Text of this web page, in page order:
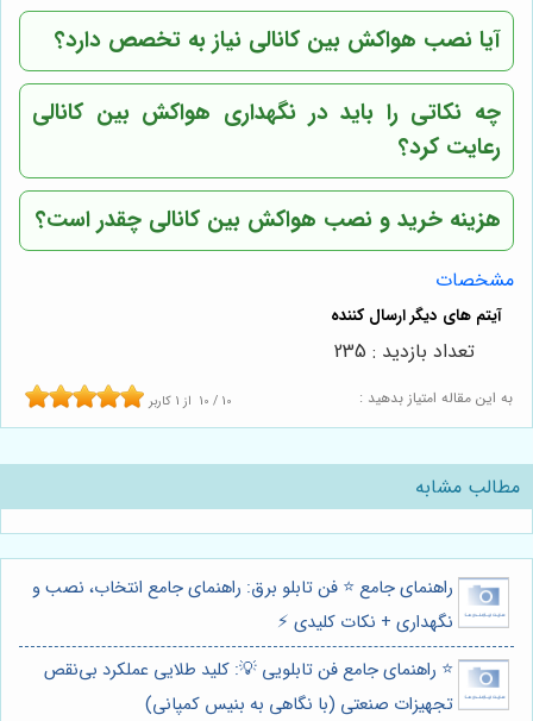
آیا نصب هواکش بین کانالی نیاز به تخصص دارد؟
چه نکاتی را باید در نگهداری هواکش بین کانالی
رعایت کرد؟
هزینه خرید و نصب هواکش بین کانالی چقدر است؟
مشخصات
به این مقاله امتیاز بدهید : 10 / 10 از 1 کاربر
تعداد بازدید : 235
مطالب مشابه
راهنمای جامع ⭐️ فن تابلو برق: راهنمای جامع انتخاب، نصب و
نگهداری + نکات کلیدی ⚡️
⭐️ راهنمای جامع فن تابلویی 💡: کلید طلایی عملکرد بی‌نقص
تجهیزات صنعتی (با نگاهی به بنیس کمپانی)